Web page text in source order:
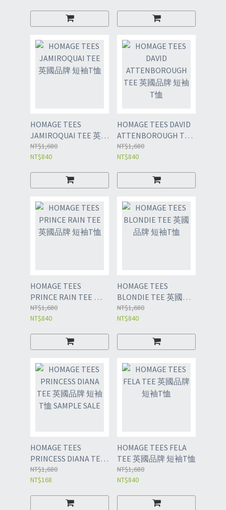
HOMAGE TEES
JAMIROQUAI TEE 英國
品牌 短袖T恤
NT$1,680
NT$840
HOMAGE TEES DAVID
ATTENBOROUGH TEE
英國品牌 短袖T恤
NT$1,680
NT$840
HOMAGE TEES
PRINCE RAIN TEE 英
國品牌 短袖T恤
NT$1,680
NT$840
HOMAGE TEES
BLONDIE TEE 英國品
牌 短袖T恤
NT$1,680
NT$840
HOMAGE TEES
PRINCESS DIANA TEE
英國品牌 短袖T恤
SAMPLE SALE
NT$1,680
NT$168
HOMAGE TEES FELA
TEE 英國品牌 短袖T恤
NT$1,680
NT$840